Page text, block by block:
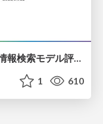
1 610